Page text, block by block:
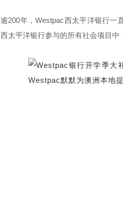
逾200年，Westpac西太平洋银行一
西太平洋银行参与的所有社会项目中